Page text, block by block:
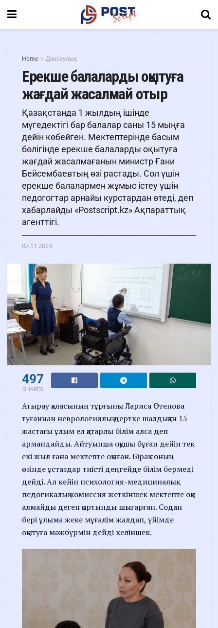
Home Денсаулық
Ерекше балаларды оқытуға
жағдай жасалмай отыр
Қазақстанда 1 жылдың ішінде
мүгедектігі бар балалар саны 15 мыңға
дейін көбейген. Мектептерінде басым
бөлігінде ерекше балаларды оқытуға
жағдай жасалмағанын министр Ғани
Бейсембаевтың өзі растады. Сол үшін
ерекше балалармен жұмыс істеу үшін
педогогтар арнайы курстардан өтеді, деп
хабарлайды «Postscript.kz» Ақпараттық
агенттігі.
07.11.2024
497
SHARES
Атырау қаласының тұрғыны Лариса Өтепова
туғаннан неврологиялық дертке шалдыққан 15
жастағы ұлым ел қатарлы білім алса деп
армандайды. Айтуынша оқушы бұған дейін тек
екі жыл ғана мектепте оқыған. Бірақ соның
өзінде ұстаздар тиісті деңгейде білім бермеді
дейді. Ал кейін психология-медициналық
педогикалық комиссия жеткіншек мектепте оқи
алмайды деген қортынды шығарған. Содан
бері ұлыма жеке мұғалім жалдап, үйімде
оқытуға мәжбүрмін дейді келіншек.